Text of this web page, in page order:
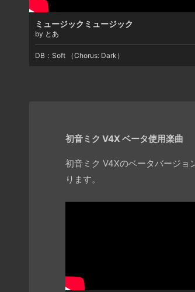
ミュージックミュージック
by とあ
DB： Soft （Chorus: Dark）
初音ミク V4X ベータ使用楽曲
初音ミク V4Xのベータバージョ
ります。